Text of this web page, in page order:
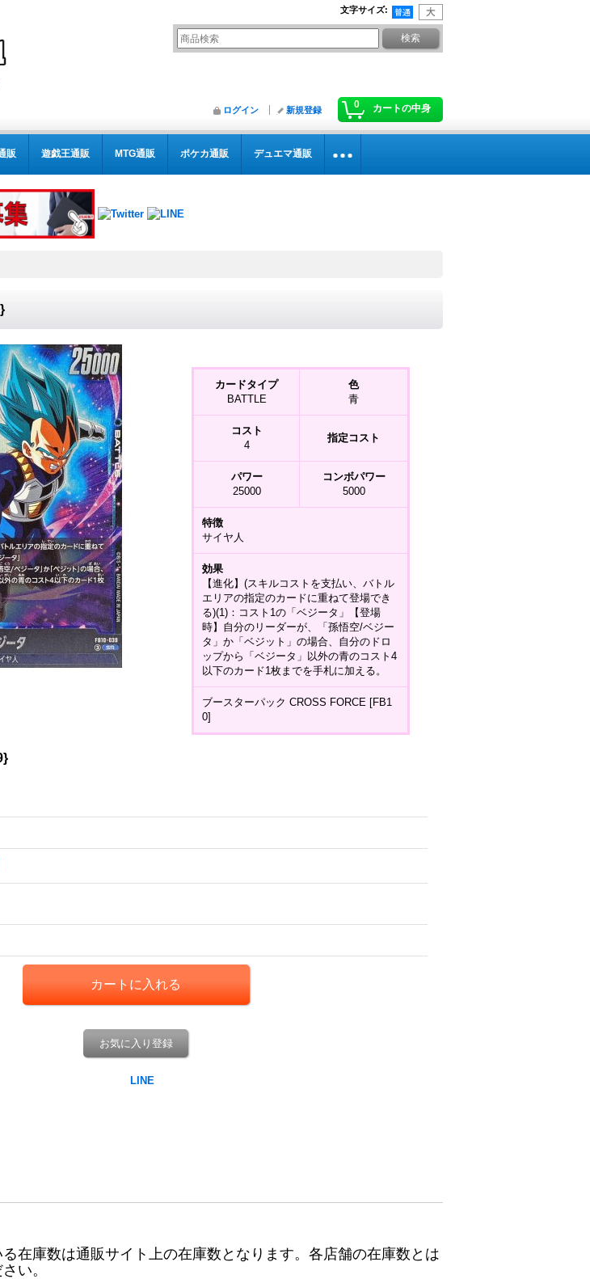
文字サイズ:
0 カートの中身
ログイン 新規登録
販 遊戯王通販 MTG通販 ポケカ通販 デュエマ通販
カードタイプ
BATTLE
色
青
コスト
4
指定コスト
パワー
25000
コンボパワー
5000
特徴
サイヤ人
効果
【進化】(スキルコストを支払い、バトル
エリアの指定のカードに重ねて登場でき
る)(1)：コスト1の「ベジータ」【登場
時】自分のリーダーが、「孫悟空/ベジー
タ」か「ベジット」の場合、自分のドロ
ップから「ベジータ」以外の青のコスト4
以下のカード1枚までを手札に加える。
ブースターパック CROSS FORCE [FB1
0]
お気に入り登録
在庫数は通販サイト上の在庫数となります。各店舗の在庫数とは
い。